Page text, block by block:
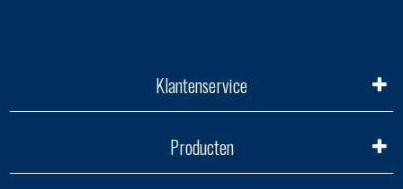
Klantenservice
Producten